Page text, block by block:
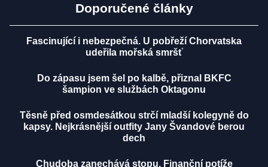
Doporučené články
Fascinující i nebezpečná. U pobřeží Chorvatska
udeřila mořská smršť
Do zápasu jsem šel po kalbě, přiznal BKFC
šampion ve službách Oktagonu
Těsně před osmdesátkou strčí mladší kolegyně do
kapsy. Nejkrásnější outfity Jany Švandové berou
dech
Chudoba zanechává stopu. Finanční potíže